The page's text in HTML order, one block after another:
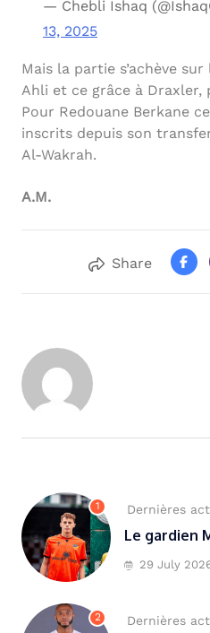
— Chebli Ishaq
13, 2025
Mais la partie s’achève
Ahli et ce grâce à Draxler,
Pour Redouane Berkane
inscrits depuis son
Al-Wakrah.
A.M.
Share
1 Dernières
Le gardien
29 July
2 Dernières